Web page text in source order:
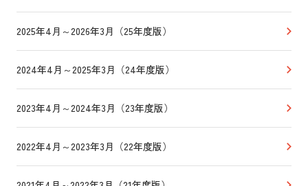
2025年4月～2026年3月（25年度版）
2024年4月～2025年3月（24年度版）
2023年4月～2024年3月（23年度版）
2022年4月～2023年3月（22年度版）